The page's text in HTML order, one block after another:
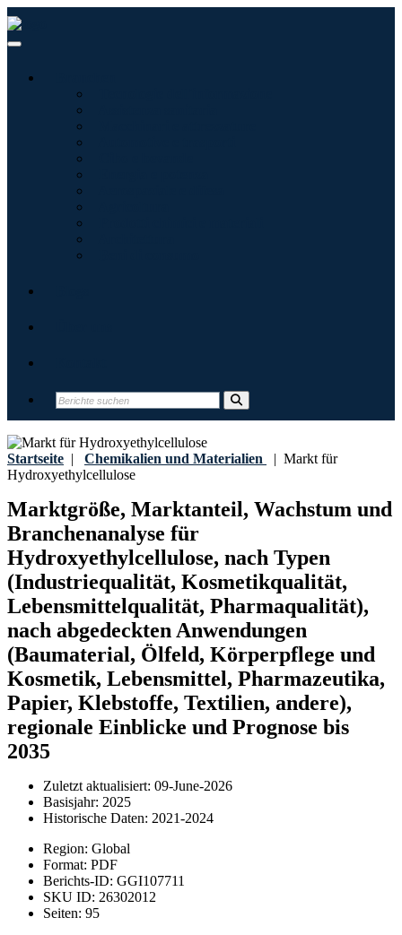
Startseite | Chemikalien und Materialien | Markt für
Hydroxyethylcellulose
Marktgröße, Marktanteil, Wachstum und
Branchenanalyse für
Hydroxyethylcellulose, nach Typen
(Industriequalität, Kosmetikqualität,
Lebensmittelqualität, Pharmaqualität),
nach abgedeckten Anwendungen
(Baumaterial, Ölfeld, Körperpflege und
Kosmetik, Lebensmittel, Pharmazeutika,
Papier, Klebstoffe, Textilien, andere),
regionale Einblicke und Prognose bis
2035
Zuletzt aktualisiert: 09-June-2026
Basisjahr: 2025
Historische Daten: 2021-2024
Region: Global
Format: PDF
Berichts-ID: GGI107711
SKU ID: 26302012
Seiten: 95